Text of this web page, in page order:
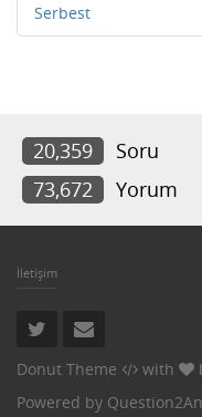
Serbest
20,359 Soru
73,672
Yorum
İletişim
Donut Theme with
Powered by